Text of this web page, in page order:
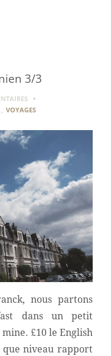
3/3
VOYAGES
nous partons
dans un petit
£10 le English
que niveau rapport